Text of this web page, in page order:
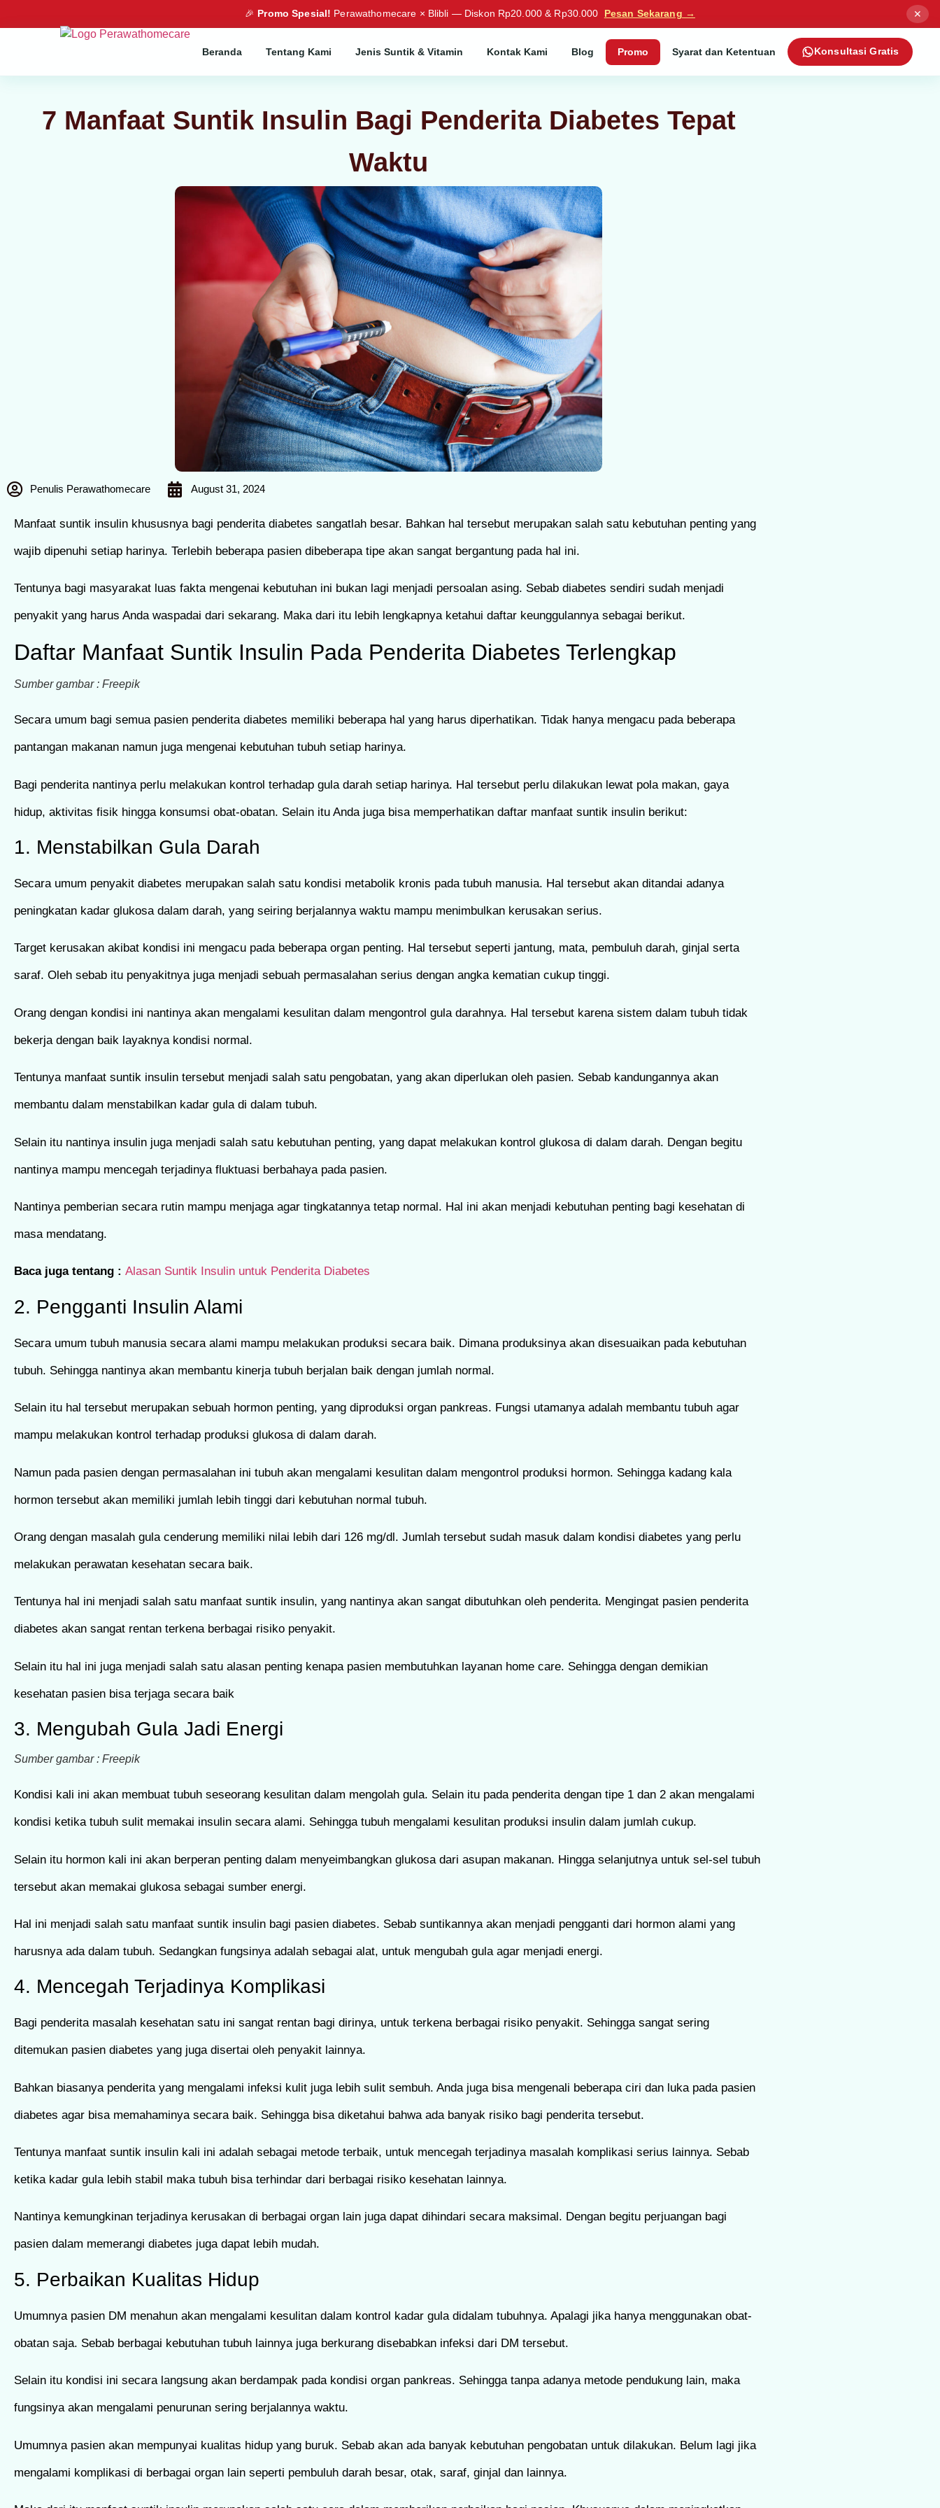
🎉 Promo Spesial! Perawathomecare × Blibli — Diskon Rp20.000 & Rp30.000 Pesan Sekarang → ✕
Beranda Tentang Kami Jenis Suntik & Vitamin Kontak Kami Blog Promo Syarat dan Ketentuan Konsultasi Gratis
7 Manfaat Suntik Insulin Bagi Penderita Diabetes Tepat
Waktu
Penulis Perawathomecare August 31, 2024
Manfaat suntik insulin khususnya bagi penderita diabetes sangatlah besar. Bahkan hal tersebut merupakan salah satu kebutuhan penting yang
wajib dipenuhi setiap harinya. Terlebih beberapa pasien dibeberapa tipe akan sangat bergantung pada hal ini.
Tentunya bagi masyarakat luas fakta mengenai kebutuhan ini bukan lagi menjadi persoalan asing. Sebab diabetes sendiri sudah menjadi
penyakit yang harus Anda waspadai dari sekarang. Maka dari itu lebih lengkapnya ketahui daftar keunggulannya sebagai berikut.
Daftar Manfaat Suntik Insulin Pada Penderita Diabetes Terlengkap
Sumber gambar : Freepik
Secara umum bagi semua pasien penderita diabetes memiliki beberapa hal yang harus diperhatikan. Tidak hanya mengacu pada beberapa
pantangan makanan namun juga mengenai kebutuhan tubuh setiap harinya.
Bagi penderita nantinya perlu melakukan kontrol terhadap gula darah setiap harinya. Hal tersebut perlu dilakukan lewat pola makan, gaya
hidup, aktivitas fisik hingga konsumsi obat-obatan. Selain itu Anda juga bisa memperhatikan daftar manfaat suntik insulin berikut:
1. Menstabilkan Gula Darah
Secara umum penyakit diabetes merupakan salah satu kondisi metabolik kronis pada tubuh manusia. Hal tersebut akan ditandai adanya
peningkatan kadar glukosa dalam darah, yang seiring berjalannya waktu mampu menimbulkan kerusakan serius.
Target kerusakan akibat kondisi ini mengacu pada beberapa organ penting. Hal tersebut seperti jantung, mata, pembuluh darah, ginjal serta
saraf. Oleh sebab itu penyakitnya juga menjadi sebuah permasalahan serius dengan angka kematian cukup tinggi.
Orang dengan kondisi ini nantinya akan mengalami kesulitan dalam mengontrol gula darahnya. Hal tersebut karena sistem dalam tubuh tidak
bekerja dengan baik layaknya kondisi normal.
Tentunya manfaat suntik insulin tersebut menjadi salah satu pengobatan, yang akan diperlukan oleh pasien. Sebab kandungannya akan
membantu dalam menstabilkan kadar gula di dalam tubuh.
Selain itu nantinya insulin juga menjadi salah satu kebutuhan penting, yang dapat melakukan kontrol glukosa di dalam darah. Dengan begitu
nantinya mampu mencegah terjadinya fluktuasi berbahaya pada pasien.
Nantinya pemberian secara rutin mampu menjaga agar tingkatannya tetap normal. Hal ini akan menjadi kebutuhan penting bagi kesehatan di
masa mendatang.
Baca juga tentang : Alasan Suntik Insulin untuk Penderita Diabetes
2. Pengganti Insulin Alami
Secara umum tubuh manusia secara alami mampu melakukan produksi secara baik. Dimana produksinya akan disesuaikan pada kebutuhan
tubuh. Sehingga nantinya akan membantu kinerja tubuh berjalan baik dengan jumlah normal.
Selain itu hal tersebut merupakan sebuah hormon penting, yang diproduksi organ pankreas. Fungsi utamanya adalah membantu tubuh agar
mampu melakukan kontrol terhadap produksi glukosa di dalam darah.
Namun pada pasien dengan permasalahan ini tubuh akan mengalami kesulitan dalam mengontrol produksi hormon. Sehingga kadang kala
hormon tersebut akan memiliki jumlah lebih tinggi dari kebutuhan normal tubuh.
Orang dengan masalah gula cenderung memiliki nilai lebih dari 126 mg/dl. Jumlah tersebut sudah masuk dalam kondisi diabetes yang perlu
melakukan perawatan kesehatan secara baik.
Tentunya hal ini menjadi salah satu manfaat suntik insulin, yang nantinya akan sangat dibutuhkan oleh penderita. Mengingat pasien penderita
diabetes akan sangat rentan terkena berbagai risiko penyakit.
Selain itu hal ini juga menjadi salah satu alasan penting kenapa pasien membutuhkan layanan home care. Sehingga dengan demikian
kesehatan pasien bisa terjaga secara baik
3. Mengubah Gula Jadi Energi
Sumber gambar : Freepik
Kondisi kali ini akan membuat tubuh seseorang kesulitan dalam mengolah gula. Selain itu pada penderita dengan tipe 1 dan 2 akan mengalami
kondisi ketika tubuh sulit memakai insulin secara alami. Sehingga tubuh mengalami kesulitan produksi insulin dalam jumlah cukup.
Selain itu hormon kali ini akan berperan penting dalam menyeimbangkan glukosa dari asupan makanan. Hingga selanjutnya untuk sel-sel tubuh
tersebut akan memakai glukosa sebagai sumber energi.
Hal ini menjadi salah satu manfaat suntik insulin bagi pasien diabetes. Sebab suntikannya akan menjadi pengganti dari hormon alami yang
harusnya ada dalam tubuh. Sedangkan fungsinya adalah sebagai alat, untuk mengubah gula agar menjadi energi.
4. Mencegah Terjadinya Komplikasi
Bagi penderita masalah kesehatan satu ini sangat rentan bagi dirinya, untuk terkena berbagai risiko penyakit. Sehingga sangat sering
ditemukan pasien diabetes yang juga disertai oleh penyakit lainnya.
Bahkan biasanya penderita yang mengalami infeksi kulit juga lebih sulit sembuh. Anda juga bisa mengenali beberapa ciri dan luka pada pasien
diabetes agar bisa memahaminya secara baik. Sehingga bisa diketahui bahwa ada banyak risiko bagi penderita tersebut.
Tentunya manfaat suntik insulin kali ini adalah sebagai metode terbaik, untuk mencegah terjadinya masalah komplikasi serius lainnya. Sebab
ketika kadar gula lebih stabil maka tubuh bisa terhindar dari berbagai risiko kesehatan lainnya.
Nantinya kemungkinan terjadinya kerusakan di berbagai organ lain juga dapat dihindari secara maksimal. Dengan begitu perjuangan bagi
pasien dalam memerangi diabetes juga dapat lebih mudah.
5. Perbaikan Kualitas Hidup
Umumnya pasien DM menahun akan mengalami kesulitan dalam kontrol kadar gula didalam tubuhnya. Apalagi jika hanya menggunakan obat-
obatan saja. Sebab berbagai kebutuhan tubuh lainnya juga berkurang disebabkan infeksi dari DM tersebut.
Selain itu kondisi ini secara langsung akan berdampak pada kondisi organ pankreas. Sehingga tanpa adanya metode pendukung lain, maka
fungsinya akan mengalami penurunan sering berjalannya waktu.
Umumnya pasien akan mempunyai kualitas hidup yang buruk. Sebab akan ada banyak kebutuhan pengobatan untuk dilakukan. Belum lagi jika
mengalami komplikasi di berbagai organ lain seperti pembuluh darah besar, otak, saraf, ginjal dan lainnya.